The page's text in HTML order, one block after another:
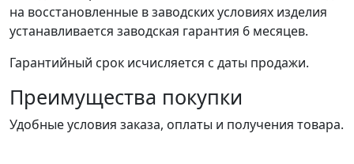
на восстановленные в заводских условиях изделия
устанавливается заводская гарантия 6 месяцев.
Гарантийный срок исчисляется с даты продажи.
Преимущества покупки
Удобные условия заказа, оплаты и получения товара.